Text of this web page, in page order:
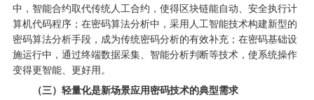
中，智能合约取代传统人工合约，使得区块链能自动、安全执行计
算机代码程序；在密码算法分析中，采用人工智能技术构建新型的
密码算法分析手段，成为传统密码分析的有效补充；在密码基础设
施运行中，通过终端数据采集、智能分析判断等技术，使系统操作
变得更智能、更好用。
（三）轻量化是新场景应用密码技术的典型需求